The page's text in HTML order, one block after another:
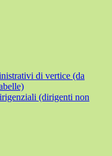
di vertice (da
(dirigenti non